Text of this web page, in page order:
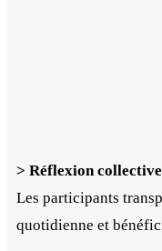
> Réflexion collective
Les participants
quotidienne et